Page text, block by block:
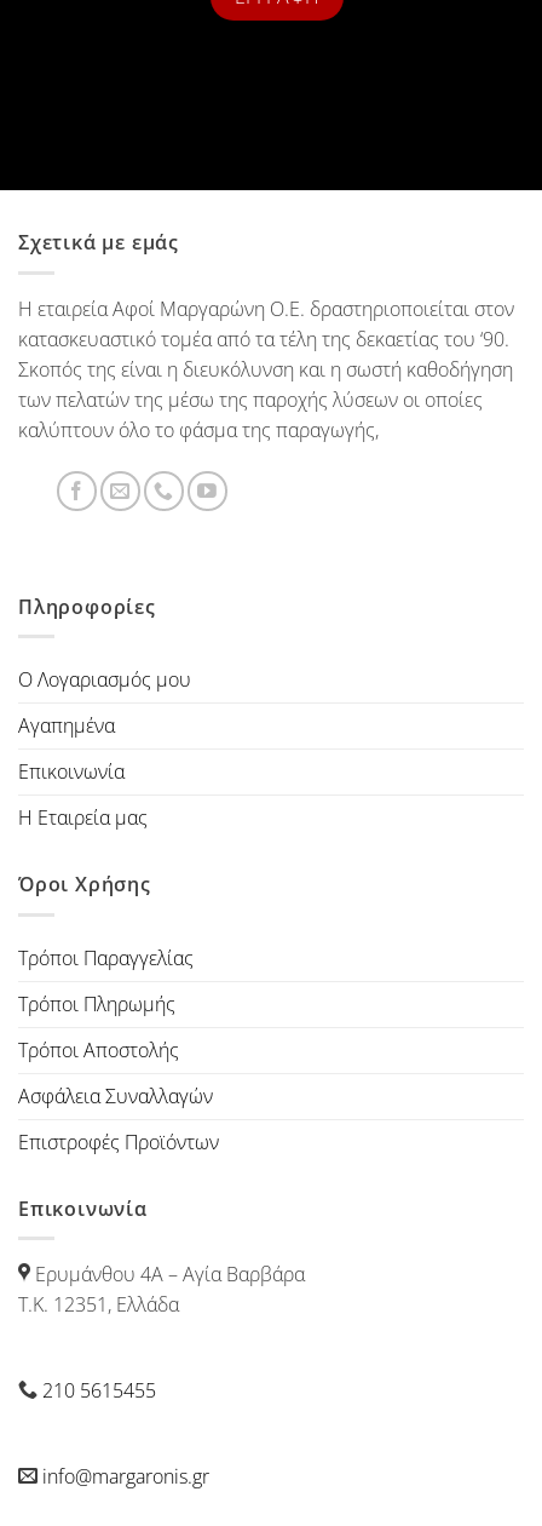
Σχετικά με εμάς
Η εταιρεία Αφοί Μαργαρώνη Ο.Ε. δραστηριοποιείται στον
κατασκευαστικό τομέα από τα τέλη της δεκαετίας του ‘90.
Σκοπός της είναι η διευκόλυνση και η σωστή καθοδήγηση
των πελατών της μέσω της παροχής λύσεων οι οποίες
καλύπτουν όλο το φάσμα της παραγωγής,
Πληροφορίες
Ο Λογαριασμός μου
Αγαπημένα
Επικοινωνία
Η Εταιρεία μας
Όροι Χρήσης
Τρόποι Παραγγελίας
Τρόποι Πληρωμής
Τρόποι Αποστολής
Ασφάλεια Συναλλαγών
Επιστροφές Προϊόντων
Επικοινωνία
Ερυμάνθου 4Α – Αγία Βαρβάρα
Τ.Κ. 12351, Ελλάδα
210 5615455
info@margaronis.gr